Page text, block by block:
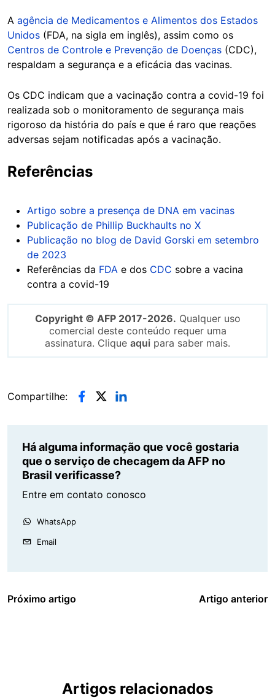
A agência de Medicamentos e Alimentos dos Estados
Unidos (FDA, na sigla em inglês), assim como os
Centros de Controle e Prevenção de Doenças (CDC),
respaldam a segurança e a eficácia das vacinas.
Os CDC indicam que a vacinação contra a covid-19 foi
realizada sob o monitoramento de segurança mais
rigoroso da história do país e que é raro que reações
adversas sejam notificadas após a vacinação.
Referências
Artigo sobre a presença de DNA em vacinas
Publicação de Phillip Buckhaults no X
Publicação no blog de David Gorski em setembro
de 2023
Referências da FDA e dos CDC sobre a vacina
contra a covid-19
Copyright © AFP 2017-2026. Qualquer uso
comercial deste conteúdo requer uma
assinatura. Clique aqui para saber mais.
Compartilhe:
Há alguma informação que você gostaria
que o serviço de checagem da AFP no
Brasil verificasse?
Entre em contato conosco
WhatsApp
Email
Próximo artigo Artigo anterior
Artigos relacionados